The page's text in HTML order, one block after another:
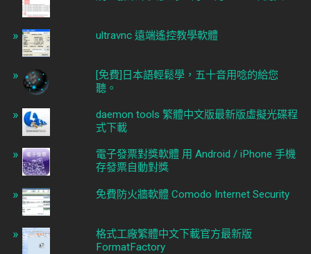
ultravnc 遠端遙控教學軟體
[免費]日本語輕鬆學，五十音用唸的給您
聽。
daemon tools 繁體中文版最新版虛擬光碟程
式下載
電子發票對獎軟體 用 Android / iPhone 手機
存發票自動對獎
免費防火牆軟體 Comodo Internet Security
格式工廠繁體中文下載官方最新版
FormatFactory